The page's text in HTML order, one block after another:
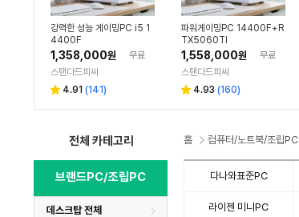
강력한 성능 게이밍PC i5 1
4400F
1,358,000원
무료
스탠다드피씨
별 4.91 리
(141)
파워게이밍PC 14400F+R
TX5060TI
1,558,000원
무료
스탠다드피씨
별 4.93 리
(160)
전체 카테고리
브랜드PC/조립PC
데스크탑 전체
홈 컴퓨터/노트북/조립PC
다나와표준PC
라이젠 미니PC